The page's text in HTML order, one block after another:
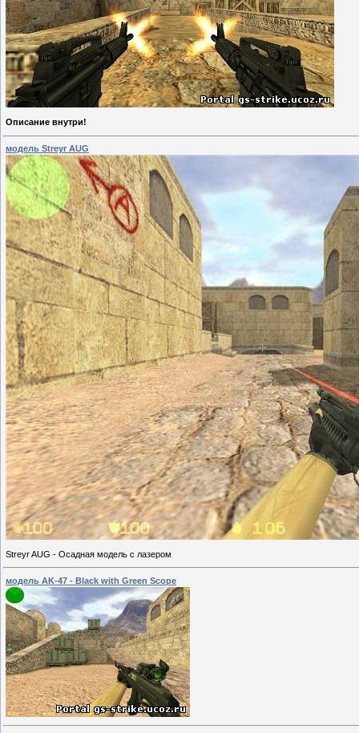
Описание внутри!
модель Streyr AUG
Streyr AUG - Осадная модель с лазером
модель AK-47 - Black with Green Scope